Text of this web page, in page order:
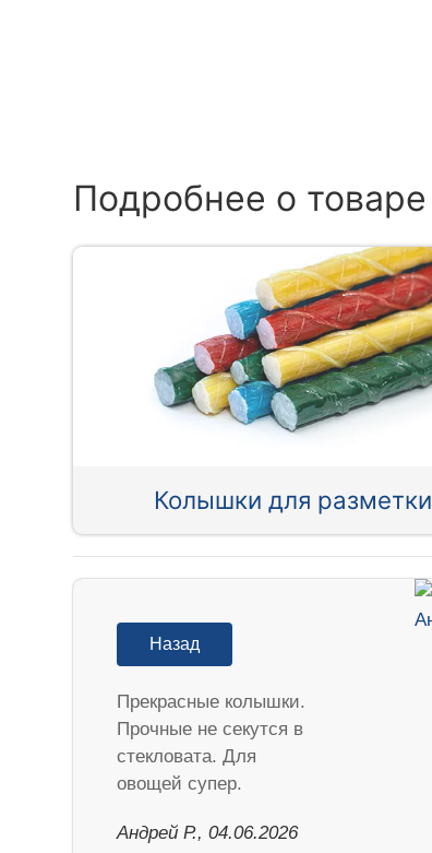
Подробнее о товаре
Колышки для разметки
Назад
Прекрасные колышки.
Прочные не секутся в
стекловата. Для
овощей супер.
Андрей Р., 04.06.2026